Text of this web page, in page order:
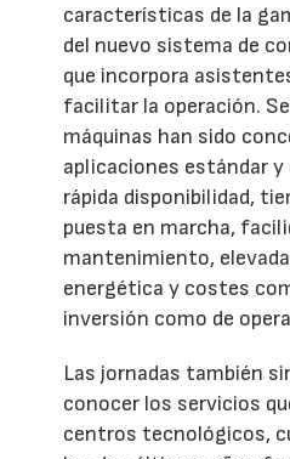
características de la
del nuevo sistema de
que incorpora
facilitar la operación.
máquinas han sido
aplicaciones estándar
rápida disponibilidad,
puesta en marcha,
mantenimiento,
energética y costes
inversión como de
Las jornadas también
conocer los servicios
centros tecnológicos,